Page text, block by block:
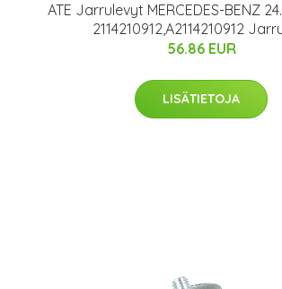
ATE Jarrulevyt MERCEDES-BENZ
2114210912,A2114210912
56.86 EUR
LISÄTIETOJA